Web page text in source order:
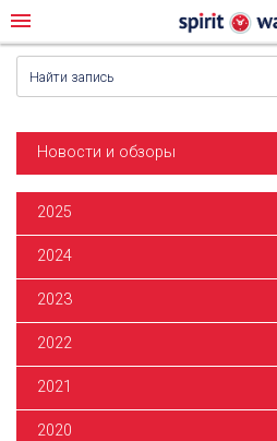
menu
Новости и обзоры
2025
2024
2023
2022
2021
2020